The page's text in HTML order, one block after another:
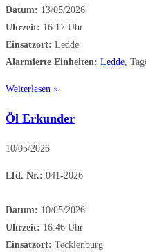
Datum: 13/05/2026
Uhrzeit: 16:17 Uhr
Einsatzort: Ledde
Alarmierte Einheiten: Ledde,
Weiterlesen »
Öl Erkunder
10/05/2026
Lfd. Nr.: 041-2026
Datum: 10/05/2026
Uhrzeit: 16:46 Uhr
Einsatzort: Tecklenburg